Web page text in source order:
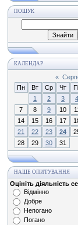
ПОШУК
КАЛЕНДАР
«
Пн
Вт Ср Чт
1
2 3 4
7
8 9 10
14
15 16 17
21
22 23 24
28
29 30 31
НАШЕ ОПИТУВАННЯ
Оцініть діяльність
Відмінно
Добре
Непогано
Погано